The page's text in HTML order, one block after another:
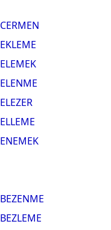
CERMEN
EKLEME
ELEMEK
ELENME
ELEZER
ELLEME
ENEMEK
BEZENME
BEZLEME